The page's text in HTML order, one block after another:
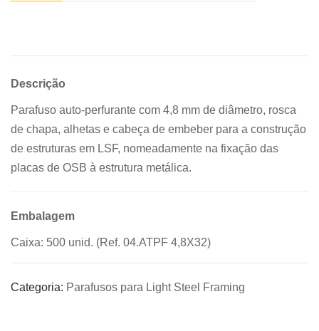
Descrição
Parafuso auto-perfurante com 4,8 mm de diâmetro, rosca
de chapa, alhetas e cabeça de embeber para a construção
de estruturas em LSF, nomeadamente na fixação das
placas de OSB à estrutura metálica.
Embalagem
Caixa: 500 unid. (Ref. 04.ATPF 4,8X32)
Categoria: Parafusos para Light Steel Framing